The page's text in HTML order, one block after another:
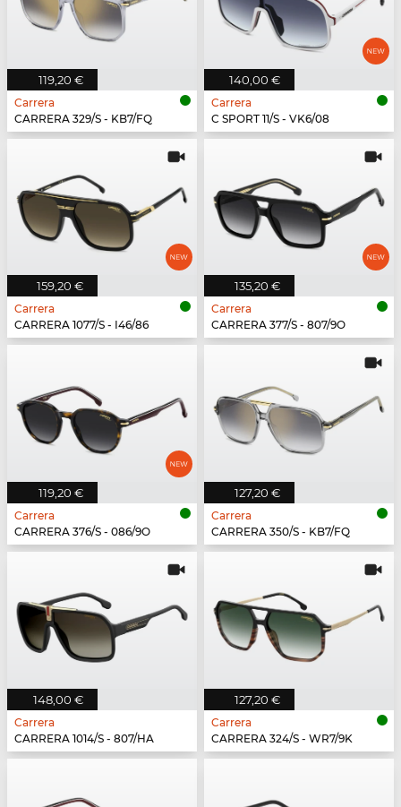
119,20 €
Carrera
CARRERA 329/S - KB7/FQ
140,00 €
Carrera
C SPORT 11/S - VK6/08
159,20 €
Carrera
CARRERA 1077/S - I46/86
135,20 €
Carrera
CARRERA 377/S - 807/9O
119,20 €
Carrera
CARRERA 376/S - 086/9O
127,20 €
Carrera
CARRERA 350/S - KB7/FQ
148,00 €
Carrera
CARRERA 1014/S - 807/HA
127,20 €
Carrera
CARRERA 324/S - WR7/9K